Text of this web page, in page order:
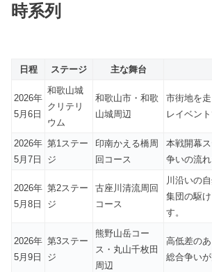
時系列
日程 ステージ 主な舞台
2026年
5月6日
和歌山城
クリテリ
ウム
和歌山市・和歌
山城周辺
市街地を
レイベント
2026年
5月7日
第1ステー
ジ
印南かえる橋周
回コース
本戦開幕
争いの流れ
2026年
5月8日
第2ステー
ジ
古座川清流周回
コース
川沿いの
集団の駆
す。
2026年
5月9日
第3ステー
ジ
熊野山岳コー
ス・丸山千枚田
周辺
高低差のあ
総合争いが